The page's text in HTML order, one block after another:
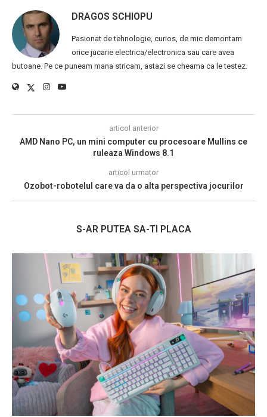
DRAGOS SCHIOPU
Pasionat de tehnologie, curios, de mic demontam
orice jucarie electrica/electronica sau care avea
butoane. Pe ce puneam mana stricam, astazi se cheama ca le testez.
articol anterior
AMD Nano PC, un mini computer cu procesoare Mullins ce
ruleaza Windows 8.1
articol urmator
Ozobot-robotelul care va da o alta perspectiva jocurilor
S-AR PUTEA SA-TI PLACA